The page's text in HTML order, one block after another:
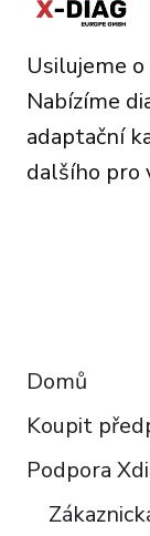
options
may
be
chosen
on
Usilujeme
Nabízíme
adaptační
dalšího pro
Domů
Koupit
Podpora